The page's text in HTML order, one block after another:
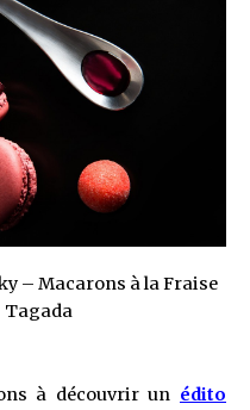
– Macarons à la Fraise
Tagada
à découvrir un édito